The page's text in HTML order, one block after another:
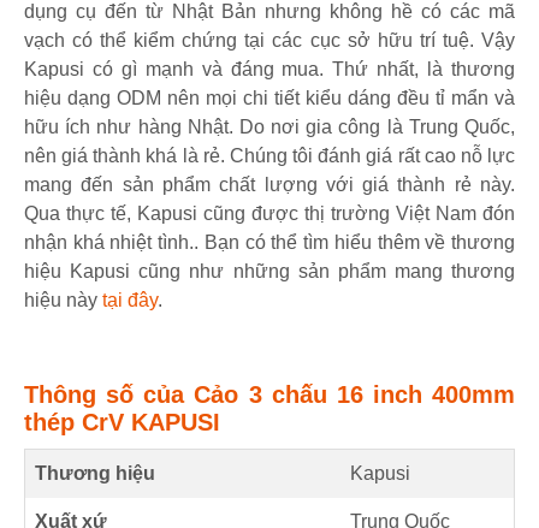
dụng cụ đến từ Nhật Bản nhưng không hề có các mã
vạch có thể kiểm chứng tại các cục sở hữu trí tuệ. Vậy
Kapusi có gì mạnh và đáng mua. Thứ nhất, là thương
hiệu dạng ODM nên mọi chi tiết kiểu dáng đều tỉ mẩn và
hữu ích như hàng Nhật. Do nơi gia công là Trung Quốc,
nên giá thành khá là rẻ. Chúng tôi đánh giá rất cao nỗ lực
mang đến sản phẩm chất lượng với giá thành rẻ này.
Qua thực tế, Kapusi cũng được thị trường Việt Nam đón
nhận khá nhiệt tình.. Bạn có thể tìm hiểu thêm về thương
hiệu Kapusi cũng như những sản phẩm mang thương
hiệu này tại đây.
Thông số của Cảo 3 chấu 16 inch 400mm
thép CrV KAPUSI
Thương hiệu Kapusi
Xuất xứ Trung Quốc